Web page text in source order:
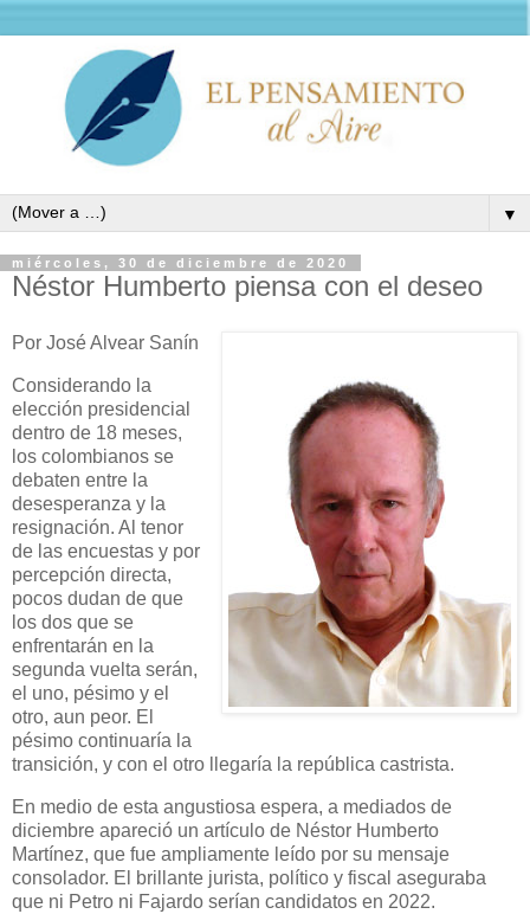
▼
miércoles, 30 de diciembre de 2020
Néstor Humberto piensa con el deseo
Por José Alvear Sanín
Considerando la
elección presidencial
dentro de 18 meses,
los colombianos se
debaten entre la
desesperanza y la
resignación. Al tenor
de las encuestas y por
percepción directa,
pocos dudan de que
los dos que se
enfrentarán en la
segunda vuelta serán,
el uno, pésimo y el
otro, aun peor. El
pésimo continuaría la
transición, y con el otro llegaría la república castrista.
En medio de esta angustiosa espera, a mediados de
diciembre apareció un artículo de Néstor Humberto
Martínez, que fue ampliamente leído por su mensaje
consolador. El brillante jurista, político y fiscal aseguraba
que ni Petro ni Fajardo serían candidatos en 2022.